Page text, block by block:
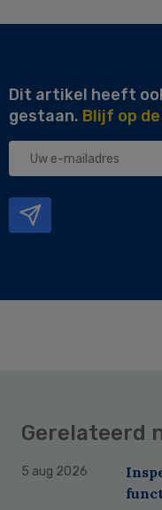
Dit artikel heeft
gestaan. Blijf op
Uw
Gerelateerd
5 aug 2026